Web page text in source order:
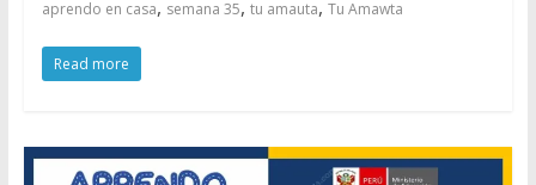
aprendo en casa, semana 35, tu amauta, Tu Amawta
Read more